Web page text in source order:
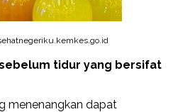
tidur yang bersifat
menenangkan dapat